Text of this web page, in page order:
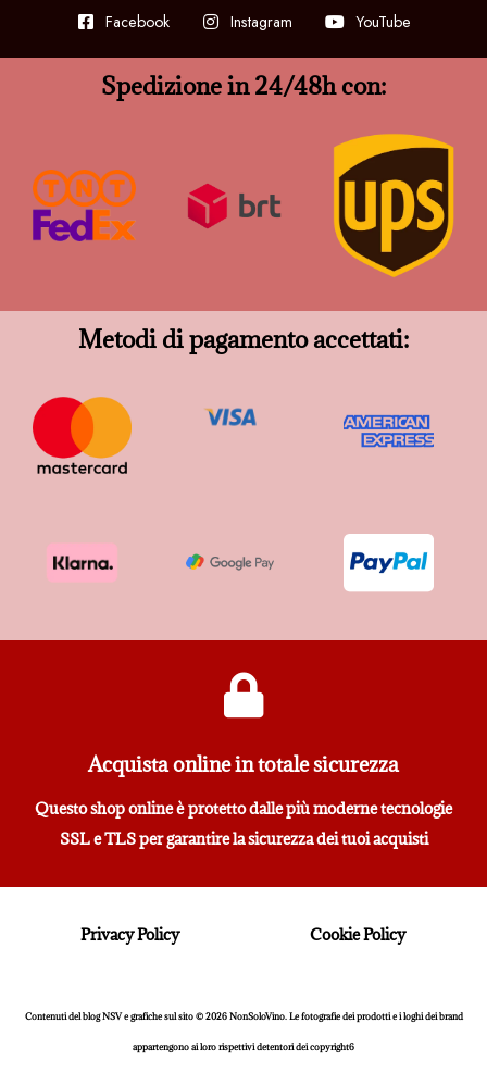
Facebook Instagram YouTube
Spedizione in 24/48h con:
Metodi di pagamento accettati:
Acquista online in totale sicurezza
Questo shop online è protetto dalle più moderne tecnologie
SSL e TLS per garantire la sicurezza dei tuoi acquisti
Privacy Policy Cookie Policy
Contenuti del blog NSV e grafiche sul sito © 2026 NonSoloVino. Le fotografie dei prodotti e i loghi dei brand
appartengono ai loro rispettivi detentori dei copyright6